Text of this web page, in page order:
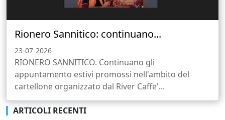
Rionero Sannitico: continuano...
23-07-2026
RIONERO SANNITICO. Continuano gli
appuntamento estivi promossi nell'ambito del
cartellone organizzato dal River Caffe'...
ARTICOLI RECENTI